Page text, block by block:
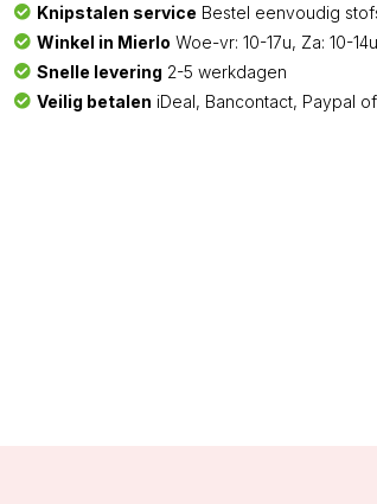
Knipstalen service Bestel eenvoudig
Winkel in Mierlo Woe-vr: 10-17u, Za: 10-14u
Snelle levering 2-5 werkdagen
Veilig betalen iDeal, Bancontact, Paypal